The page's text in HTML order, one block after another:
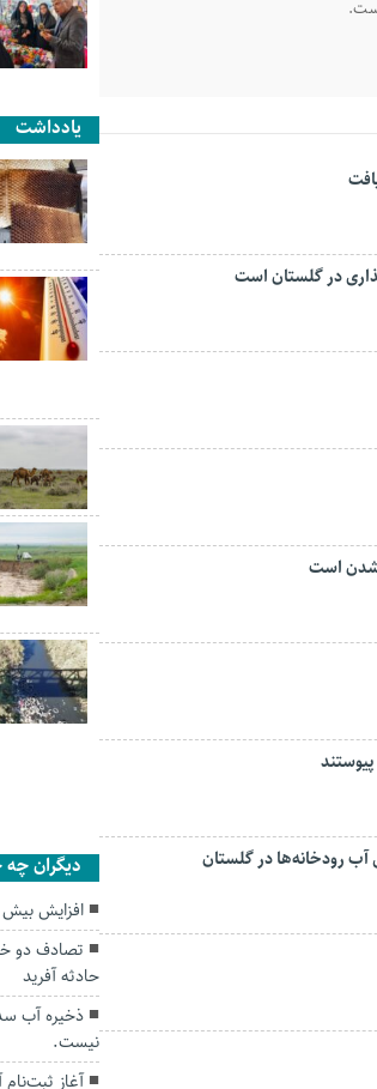
است
آب رودخانه‌ها در گلستان
یادداشت
دیگران چه
افزایش بیش از ۱۶ درصدی اهدای خون
حادثه آفرید
ذخیره آب
نیست.
آغاز ثبت‌نام